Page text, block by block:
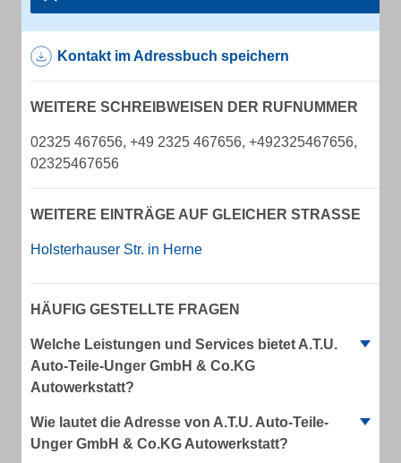
Kontakt im Adressbuch speichern
WEITERE SCHREIBWEISEN DER RUFNUMMER
02325 467656, +49 2325 467656, +492325467656,
02325467656
WEITERE EINTRÄGE AUF GLEICHER STRASSE
Holsterhauser Str. in Herne
HÄUFIG GESTELLTE FRAGEN
Welche Leistungen und Services bietet A.T.U.
Auto-Teile-Unger GmbH & Co.KG
Autowerkstatt?
Wie lautet die Adresse von A.T.U. Auto-Teile-
Unger GmbH & Co.KG Autowerkstatt?